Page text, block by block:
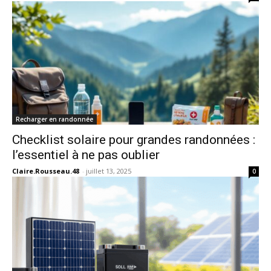
Recharger en randonnée
Checklist solaire pour grandes randonnées :
l’essentiel à ne pas oublier
Claire.Rousseau.48 - juillet 13, 2025 0